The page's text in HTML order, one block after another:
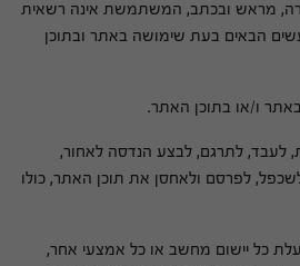
מראש ובכתב, המשתמשת אינה רשאית
הבאים בעת שימושה באתר ובתוכן
לעבד, לתרגם, לבצע הנדסה לאחור,
לפרסם ולאחסן את תוכן האתר, כולו
כל יישום מחשב או כל אמצעי אחר,